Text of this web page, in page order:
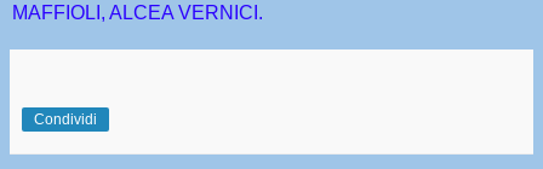
MAFFIOLI, ALCEA VERNICI.
Condividi